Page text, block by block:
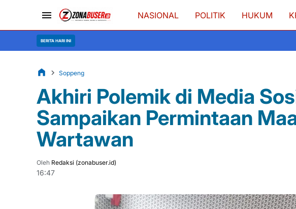
NASIONAL POLITIK HUKUM
BERITA HARI INI Kapolres
Soppeng
Akhiri Polemik di Media
Sampaikan Permintaan
Wartawan
Oleh Redaksi (zonabuser.id)
16:47